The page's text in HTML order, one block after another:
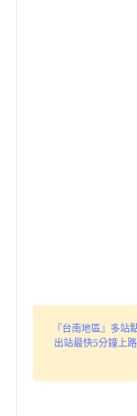
『台南地區』多站
出站最快5分鐘上